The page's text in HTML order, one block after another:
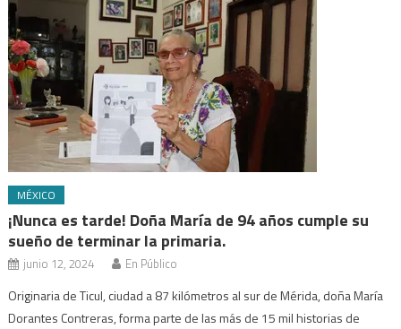
MÉXICO
¡Nunca es tarde! Doña María de 94 años cumple su
sueño de terminar la primaria.
junio 12, 2024 En Público
Originaria de Ticul, ciudad a 87 kilómetros al sur de Mérida, doña María
Dorantes Contreras, forma parte de las más de 15 mil historias de